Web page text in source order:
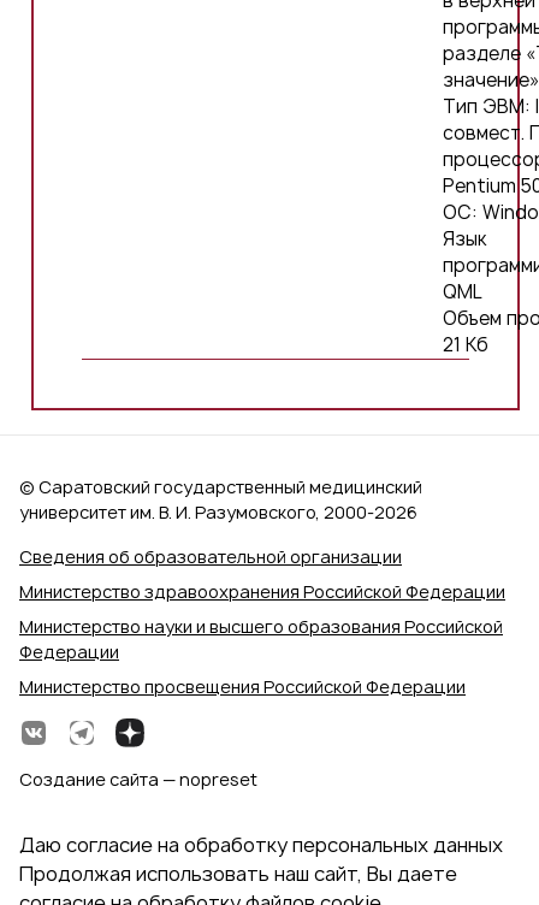
разделе
Тип ЭВМ:
совмест.
Pentium
ОС:
Язык
QML
Объем
21 Кб
Сведения об образовательной организации
Министерство здравоохранения Российской Федерации
Министерство науки и высшего образования Российской
Федерации
Министерство просвещения Российской Федерации
© Саратовский государственный медицинский
университет им. В. И. Разумовского, 2000‑2026
Создание сайта — nopreset
Даю согласие на обработку персональных данных
Продолжая использовать наш сайт, Вы даете